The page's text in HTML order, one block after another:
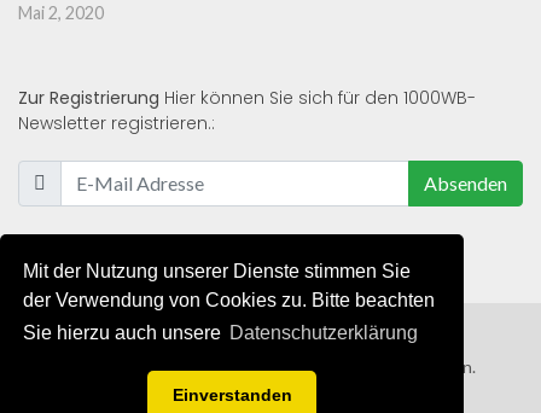
Mit der Nutzung unserer Dienste stimmen Sie
der Verwendung von Cookies zu. Bitte beachten
Sie hierzu auch unsere Datenschutzerklärung
Einverstanden
Mai 2, 2020
Zur Registrierung Hier können Sie sich für den 1000WB-
Newsletter registrieren.:
Absenden
© 2019 - 2021 - Alle Rechte von 1000WB vorbehalten.
AGB/Datenschutzerklärung